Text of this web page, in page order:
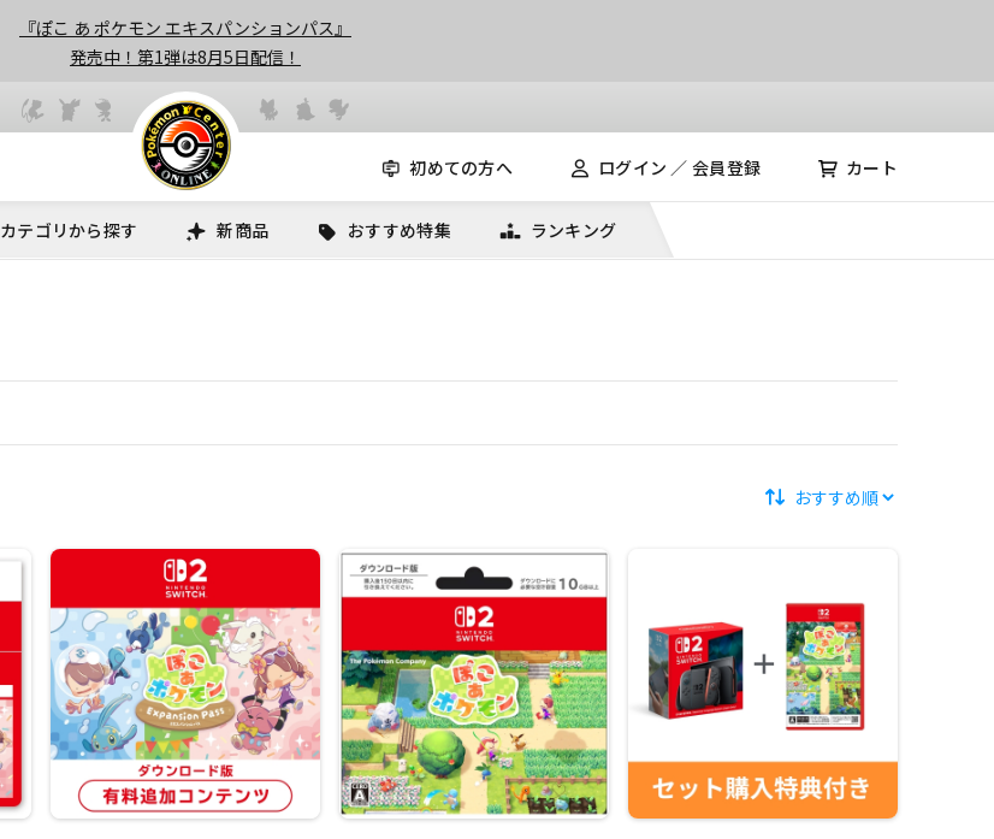
『ぽこ あ ポケモン エキスパンションパス』
発売中！第1弾は8月5日配信！
初めての方へ ログイン ／ 会員登録 カート
カテゴリから探す 新商品 おすすめ特集 ランキング